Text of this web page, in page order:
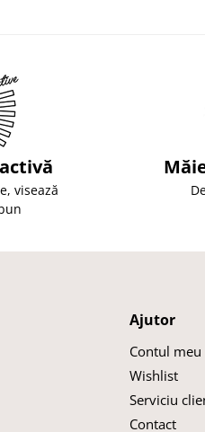
visează
Ajutor
Contul meu
Wishlist
Serviciu
Contact